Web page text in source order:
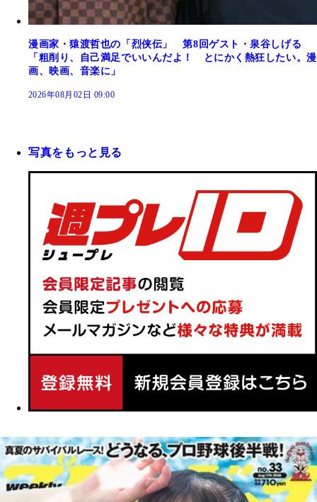
漫画家・猿渡哲也の「烈侠伝」 第8回ゲスト・泉谷しげる
「粗削り、自己満足でいいんだよ！ とにかく熱狂したい。漫
画、映画、音楽に」
2026年08月02日 09:00
写真をもっと見る